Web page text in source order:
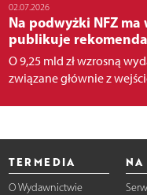
02.07.2026
Na podwyżki NFZ ma
publikuje
O 9,25 mld zł wzrosną
związane głównie z
TERMEDIA
O Wydawnictwie
NA